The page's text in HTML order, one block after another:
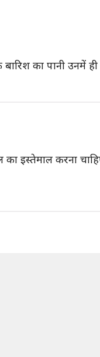
का पानी उनमें ही
इस्तेमाल करना